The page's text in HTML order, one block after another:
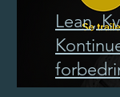
Lean,